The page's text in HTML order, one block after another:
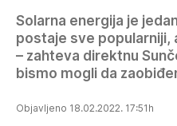
Solarna energija je
postaje sve popularniji,
– zahteva direktnu
bismo mogli da
Objavljeno 18.02.2022. 17:51h